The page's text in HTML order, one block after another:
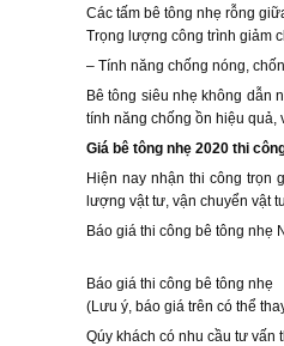
Các tấm bê tông nhẹ rỗng
Trọng lượng công trình giảm
– Tính năng chống nóng,
Bê tông siêu nhẹ không dẫn
tính năng chống ồn hiệu quả,
Giá bê tông nhẹ 2020 thi
Hiện nay nhận thi công trọn
lượng vật tư, vận chuyển vật
Báo giá thi công bê tông nhẹ
Báo giá thi công bê tông nhẹ
(Lưu ý, báo giá trên có thể
Qúy khách có nhu cầu tư vấn